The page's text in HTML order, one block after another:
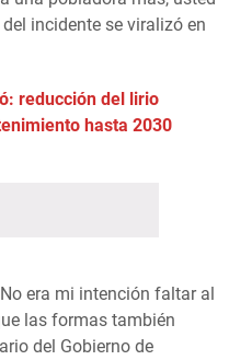
incidente se viralizó en
reducción del lirio
hasta 2030
era mi intención faltar al
las formas también
del Gobierno de